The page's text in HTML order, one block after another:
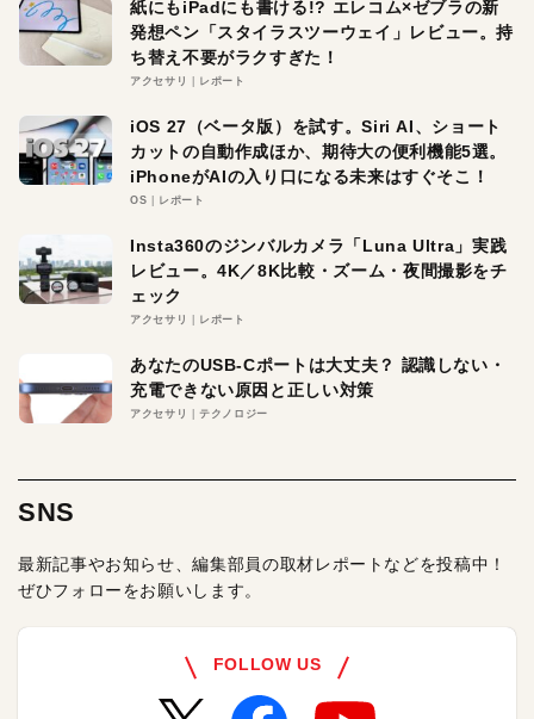
紙にもiPadにも書ける!? エレコム×ゼブラの新
発想ペン「スタイラスツーウェイ」レビュー。持
ち替え不要がラクすぎた！
アクセサリ レポート
iOS 27（ベータ版）を試す。Siri AI、ショート
カットの自動作成ほか、期待大の便利機能5選。
iPhoneがAIの入り口になる未来はすぐそこ！
OS レポート
Insta360のジンバルカメラ「Luna Ultra」実践
レビュー。4K／8K比較・ズーム・夜間撮影をチ
ェック
アクセサリ レポート
あなたのUSB-Cポートは大丈夫？ 認識しない・
充電できない原因と正しい対策
アクセサリ テクノロジー
SNS
最新記事やお知らせ、編集部員の取材レポートなどを投稿中！
ぜひフォローをお願いします。
FOLLOW US